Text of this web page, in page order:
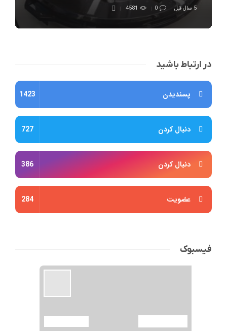
5 سال قبل 0
4581
در ارتباط باشید
پسندیدن 1423
دنبال کردن 727
دنبال کردن 386
عضویت 284
فیسبوک